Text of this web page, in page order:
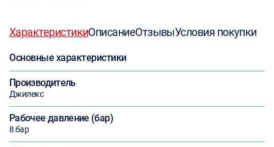
ХарактеристикиОписаниеОтзывыУсловия покупки
Основные характеристики
Производитель
Джилекс
Рабочее давление (бар)
8 бар